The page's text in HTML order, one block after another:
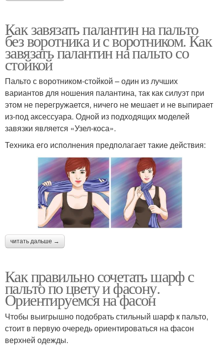
Как завязать палантин на пальто
без воротника и с воротником. Как
завязать палантин на пальто со
стойкой
Пальто с воротником-стойкой – один из лучших
вариантов для ношения палантина, так как силуэт при
этом не перегружается, ничего не мешает и не выпирает
из-под аксессуара. Одной из подходящих моделей
завязки является «Узел-коса».
Техника его исполнения предполагает такие действия:
читать дальше →
Как правильно сочетать шарф с
пальто по цвету и фасону.
Ориентируемся на фасон
Чтобы выигрышно подобрать стильный шарф к пальто,
стоит в первую очередь ориентироваться на фасон
верхней одежды.